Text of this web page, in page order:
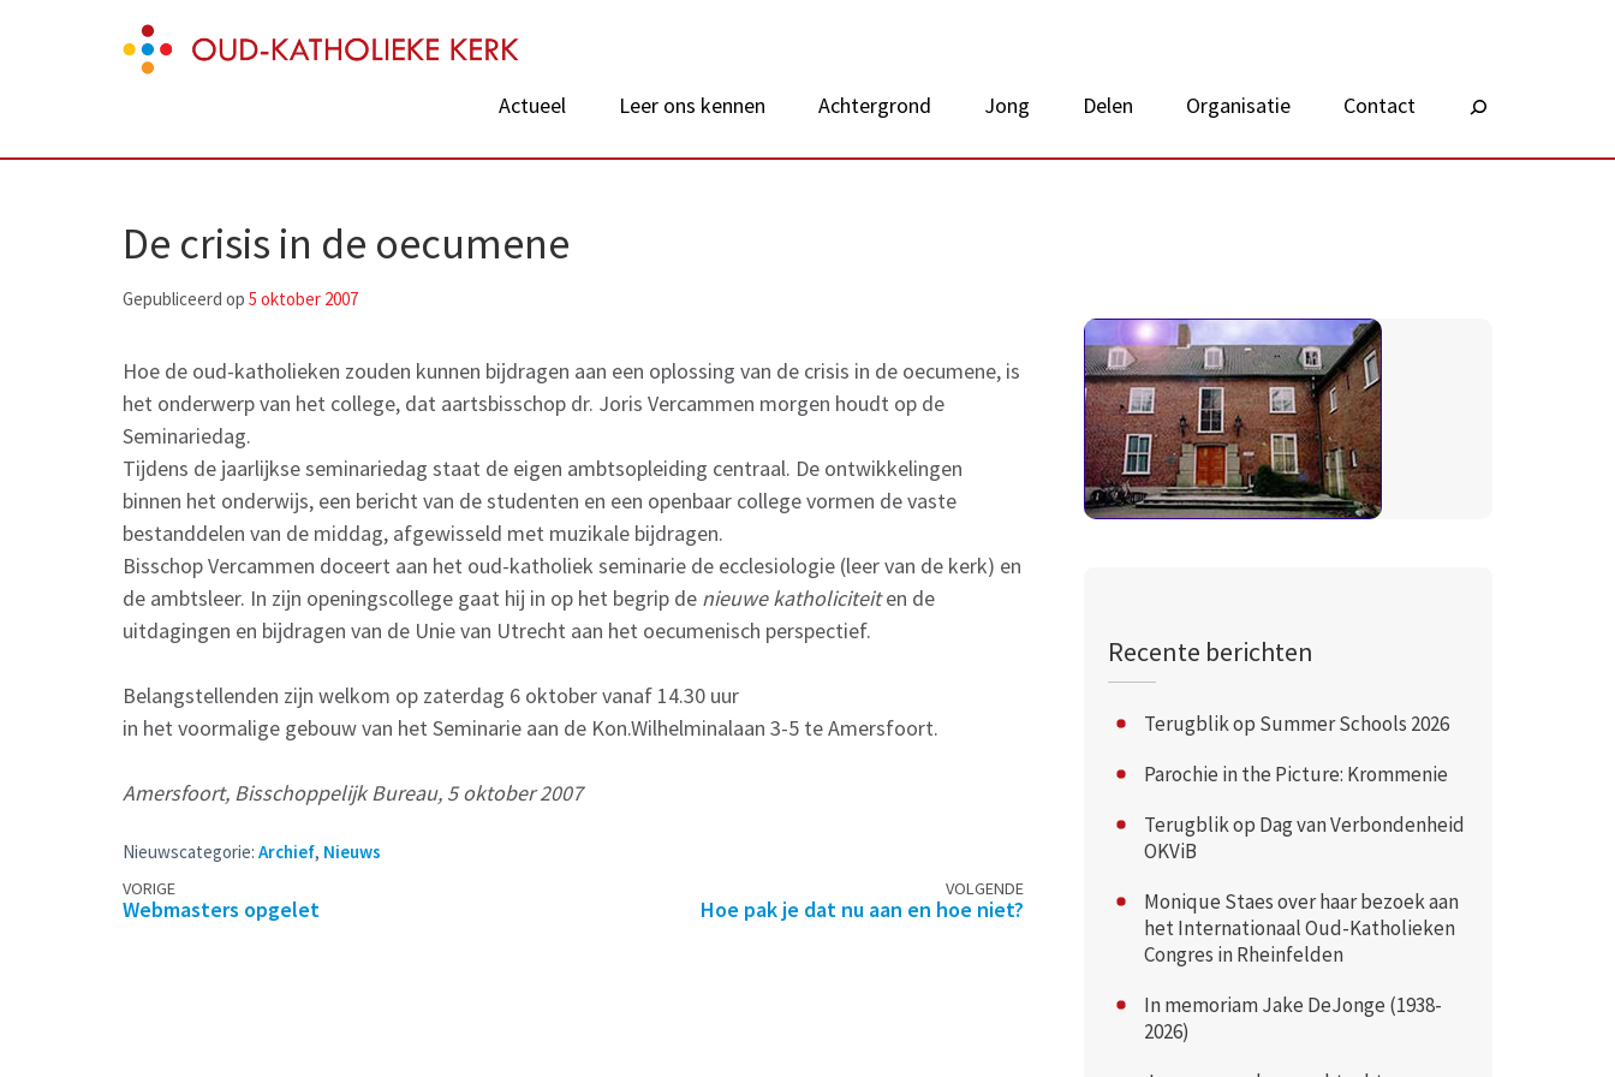
Oud-Katholieke Kerk van Nederland
Actueel Leer ons kennen Achtergrond Jong Delen Organisatie Contact Zoeken
De crisis in de oecumene
Gepubliceerd op 5 oktober 2007
Hoe de oud-katholieken zouden kunnen bijdragen aan een oplossing van de crisis in de oecumene, is
het onderwerp van het college, dat aartsbisschop dr. Joris Vercammen morgen houdt op de
Seminariedag.
Tijdens de jaarlijkse seminariedag staat de eigen ambtsopleiding centraal. De ontwikkelingen
binnen het onderwijs, een bericht van de studenten en een openbaar college vormen de vaste
bestanddelen van de middag, afgewisseld met muzikale bijdragen.
Bisschop Vercammen doceert aan het oud-katholiek seminarie de ecclesiologie (leer van de kerk) en
de ambtsleer. In zijn openingscollege gaat hij in op het begrip de nieuwe katholiciteiten de
uitdagingen en bijdragen van de Unie van Utrecht aan het oecumenisch perspectief.
Belangstellenden zijn welkom op zaterdag 6 oktober vanaf 14.30 uur
in het voormalige gebouw van het Seminarie aan de Kon.Wilhelminalaan 3-5 te Amersfoort.
Amersfoort, Bisschoppelijk Bureau, 5 oktober 2007
Nieuwscategorie: Archief, Nieuws
Berichtennavigatie
VORIGE
Webmasters opgelet
VOLGENDE
Hoe pak je dat nu aan en hoe niet?
Recente berichten
Terugblik op Summer Schools 2026
Parochie in the Picture: Krommenie
Terugblik op Dag van Verbondenheid
OKViB
Monique Staes over haar bezoek aan
het Internationaal Oud-Katholieken
Congres in Rheinfelden
In memoriam Jake DeJonge (1938-
2026)